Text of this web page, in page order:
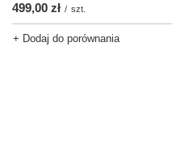
499,00 zł / szt.
+ Dodaj do porównania